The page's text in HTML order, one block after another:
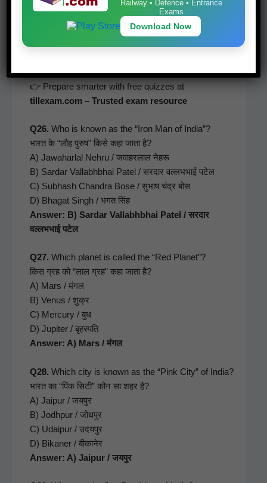
C) New York / न्यूयॉर्क
👉 Pre­pare smarter with free quizzes at
tillexam.com – Trust­ed exam resource
Q26. Who is known as the “Iron Man of India”?
भारत के “लौह पुरुष” किसे कहा जाता है?
A) Jawa­har­lal Nehru / जवाहरलाल नेहरू
B) Sar­dar Val­lab­hb­hai Patel / सरदार वल्लभभाई पटेल
C) Sub­hash Chan­dra Bose / सुभाष चंद्र बोस
D) Bha­gat Singh / भगत सिंह
Answer: B) Sar­dar Val­lab­hb­hai Patel / सरदार
वल्लभभाई पटेल
Q27. Which plan­et is called the “Red Plan­et”?
किस ग्रह को “लाल ग्रह” कहा जाता है?
A) Mars / मंगल
B) Venus / शुक्र
C) Mer­cury / बुध
D) Jupiter / बृहस्पति
Answer: A) Mars / मंगल
Q28. Which city is known as the “Pink City” of India?
भारत का “पिंक सिटी” कौन सा शहर है?
A) Jaipur / जयपुर
B) Jodh­pur / जोधपुर
C) Udaipur / उदयपुर
D) Bikan­er / बीकानेर
Answer: A) Jaipur / जयपुर
Railway • Defence • Entrance
Exams
Download Now